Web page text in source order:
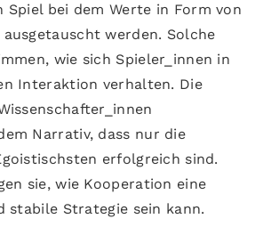
Spiel bei dem Werte in Form von
werden. Solche
wie sich Spieler_innen in
Interaktion verhalten. Die
Narrativ, dass nur die
erfolgreich sind.
sie, wie Kooperation eine
stabile Strategie sein kann.